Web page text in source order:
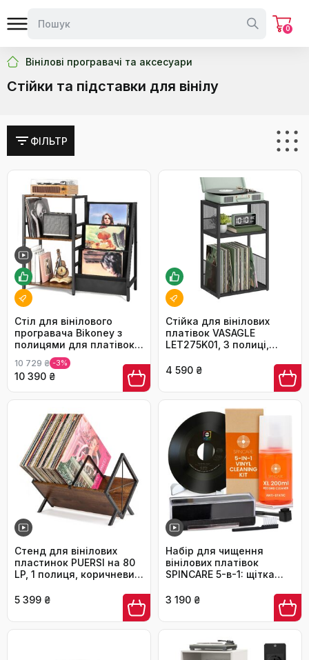
0
Вінілові програвачі та аксесуари
Стійки та підставки для вінілу
ФІЛЬТР
Стіл для вінілового
програвача Bikoney з
полицями для платівок
(до 200 LP), дерев'яний
стійка для зберігання,
коричнево-чорний
10 729 ₴ -3%
10 390 ₴
Стійка для вінілових
платівок VASAGLE
LET275K01, 3 полиці,
вітальні або спальні
4 590 ₴
Стенд для вінілових
пластинок PUERSI на 80
LP, 1 полиця, коричневий
платівок, CD, альбомів та
5 399 ₴
Набір для чищення
вінілових платівок
SPINCARE 5-в-1: щітка
голок, рідина для
сушіння
3 190 ₴